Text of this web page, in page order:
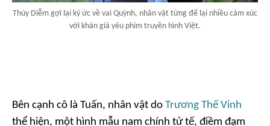
Thúy Diễm gợi lại ký ức về vai Quỳnh, nhân vật từng để lại nhiều cảm xúc
với khán giả yêu phim truyền hình Việt.
Bên cạnh cô là Tuấn, nhân vật do Trương Thế Vinh
thể hiện, một hình mẫu nam chính tử tế, điềm đạm